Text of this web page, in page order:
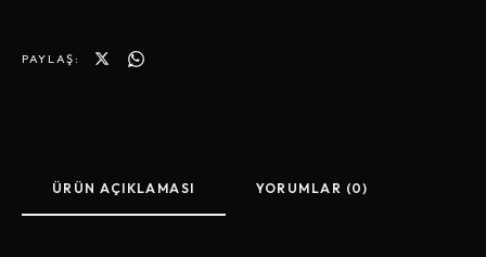
PAYLAŞ:
ÜRÜN AÇIKLAMASI YORUMLAR (0)